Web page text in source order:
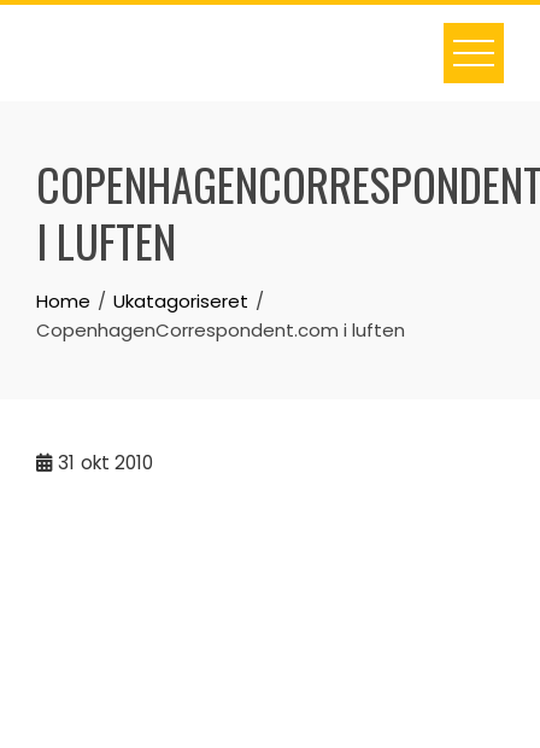
Skip
I LUFTEN
Home
Ukatagoriseret
CopenhagenCorrespondent.com i luften
31 okt 2010